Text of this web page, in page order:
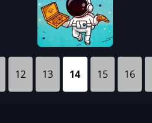
12 13 14 15 16